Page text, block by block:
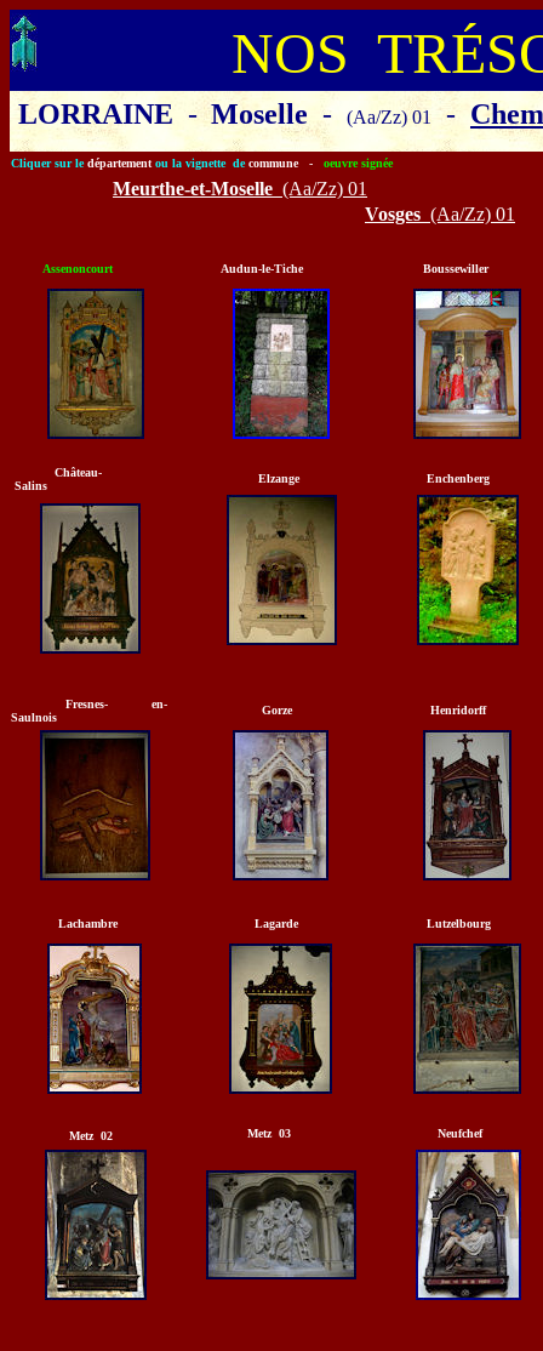
NOS
LORRAINE - Moselle - (Aa/Zz) 01 -
Cliquer sur le département ou la vignette de commune - oeuvre signée
Meurthe-et-Moselle (Aa/Zz) 01
Vosges (Aa/Zz) 01
Assenoncourt Audun-le-Tiche Boussewiller
Château-
Salins
Elzange Enchenberg
Fresnes- en-
Saulnois
Gorze Henridorff
Lachambre Lagarde Lutzelbourg
Metz 02 Metz 03 Neufchef